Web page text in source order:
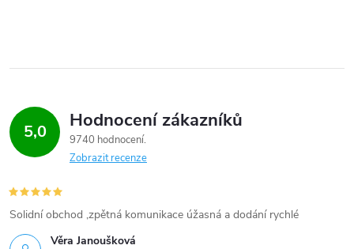
5,0 Hodnocení zákazníků
9740 hodnocení
Zobrazit recenze
Věra Janoušková
Solidní obchod ,zpětná komunikace úžasná a dodání rychlé